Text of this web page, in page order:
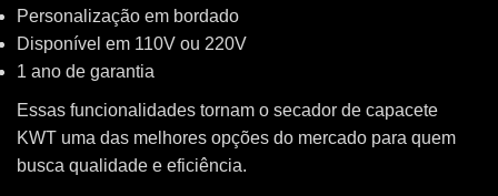
Personalização em bordado
Disponível em 110V ou 220V
1 ano de garantia
Essas funcionalidades tornam o secador de capacete
KWT uma das melhores opções do mercado para quem
busca qualidade e eficiência.